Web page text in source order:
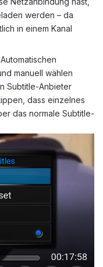
werden – da
in einem Kanal
manuell wählen
Subtitle-Anbieter
dass einzelnes
das normale Subtitle-